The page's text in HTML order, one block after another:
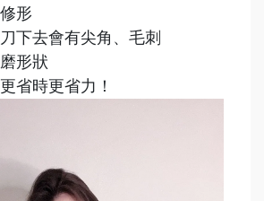
形
下去會有尖角、毛刺
形狀
省時更省力！